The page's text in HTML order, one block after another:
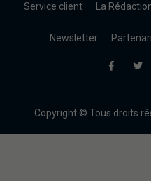
Service client La
Newsletter
Copyright © Tous droits